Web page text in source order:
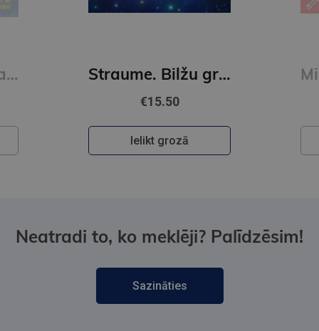
Trīs izbēgušas kapibaras Straume. Bilžu grāmata
€15.50
Ielikt grozā
Neatradi to, ko meklēji? Palīdzēsim!
Sazināties